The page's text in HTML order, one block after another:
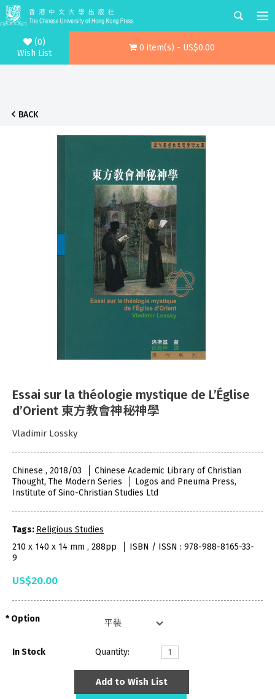
(0)
Wish List
0 item(s) - US$0.00
BACK
Essai sur la théologie mystique de L’Église
d’Orient 東方教會神秘神學
Vladimir Lossky
Chinese , 2018/03
Chinese Academic Library of Christian
Thought, The Modern Series
Logos and Pneuma Press,
Institute of Sino-Christian Studies Ltd
Tags: Religious Studies
210 x 140 x 14 mm , 288pp
ISBN / ISSN : 978-988-8165-33-
9
US$20.00
Option
In Stock Quantity:
Add to Wish List